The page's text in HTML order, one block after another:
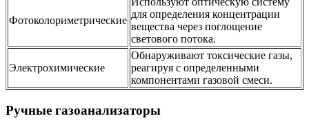
Фотоколориметрические
для определения концентрации
вещества через поглощение
светового потока.
Электрохимические
Обнаруживают токсические газы,
реагируя с определенными
компонентами газовой смеси.
Ручные газоанализаторы